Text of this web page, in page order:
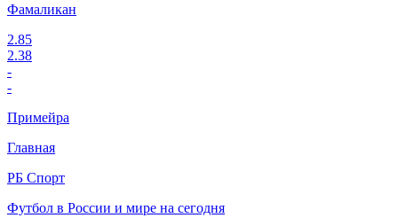
Фамаликан
2.85
2.38
-
-
Примейра
Главная
РБ Спорт
Футбол в России и мире на сегодня